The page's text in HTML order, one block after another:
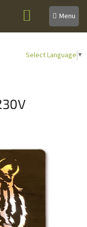
Select Language ▼
NÁKUPNÍ
KOŠÍK